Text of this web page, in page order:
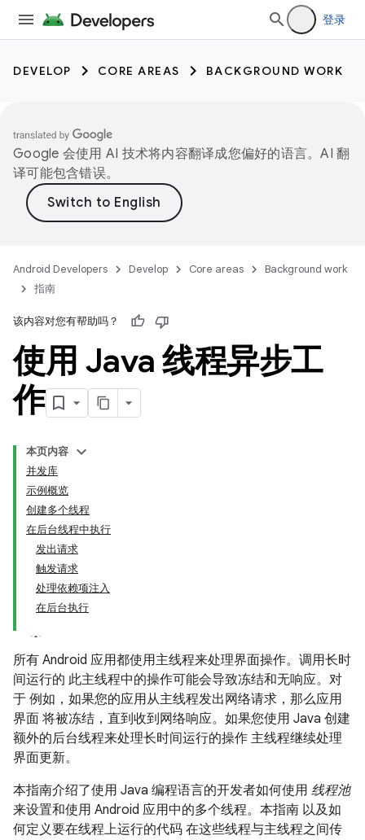
登录
DEVELOP CORE AREAS BACKGROUND WORK
Google 会使用 AI 技术将内容翻译成您偏好的语言。AI 翻
译可能包含错误。
Android Developers Develop Core areas
Background work
指南
该内容对您有帮助吗？
使用 Java 线程异步工
作
本页内容
并发库
示例概览
创建多个线程
在后台线程中执行
发出请求
触发请求
处理依赖项注入
在后台执行
所有 Android 应用都使用主线程来处理界面操作。调用长时
间运行的 此主线程中的操作可能会导致冻结和无响应。对
于 例如，如果您的应用从主线程发出网络请求，那么应用
界面 将被冻结，直到收到网络响应。如果您使用 Java 创建
额外的后台线程来处理长时间运行的操作 主线程继续处理
界面更新。
本指南介绍了使用 Java 编程语言的开发者如何使用 线程池
来设置和使用 Android 应用中的多个线程。本指南 以及如
何定义要在线程上运行的代码 在这些线程与主线程之间传